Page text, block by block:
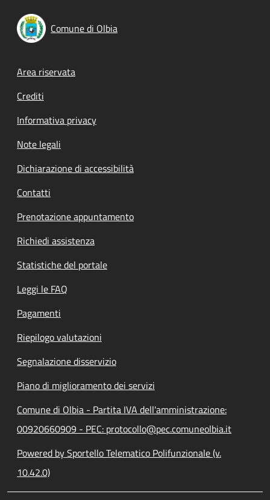
Comune di Olbia
Footer menu
Area riservata
Crediti
Informativa privacy
Note legali
Dichiarazione di accessibilità
Contatti
Prenotazione appuntamento
Richiedi assistenza
Statistiche del portale
Leggi le FAQ
Pagamenti
Riepilogo valutazioni
Segnalazione disservizio
Piano di miglioramento dei servizi
Comune di Olbia - Partita IVA dell'amministrazione:
00920660909 - PEC: protocollo@pec.comuneolbia.it
Powered by Sportello Telematico Polifunzionale (v.
10.42.0)